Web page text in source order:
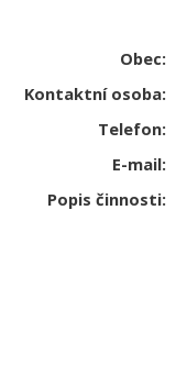
Obec:
Kontaktní osoba:
Telefon:
E-mail:
Popis činnosti: